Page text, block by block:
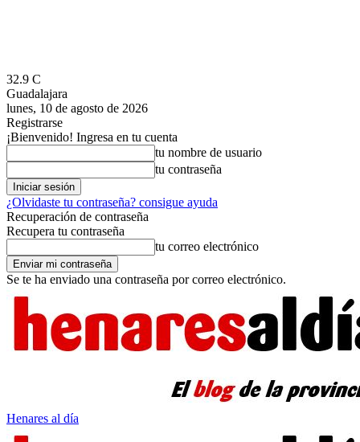
32.9 C
Guadalajara
lunes, 10 de agosto de 2026
Registrarse
¡Bienvenido! Ingresa en tu cuenta
tu nombre de usuario
tu contraseña
¿Olvidaste tu contraseña? consigue ayuda
Recuperación de contraseña
Recupera tu contraseña
tu correo electrónico
Se te ha enviado una contraseña por correo electrónico.
Henares al día